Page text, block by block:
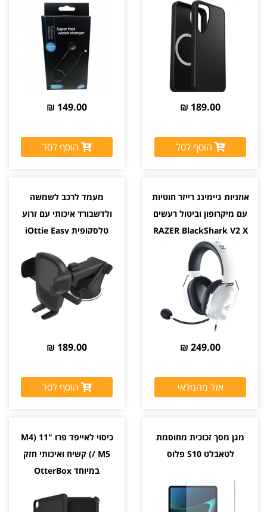
צבע שחור יבואן רשמי
189.00 ₪
הוסף לסל
Type-C יבואן רשמי סאני
149.00 ₪
הוסף לסל
אוזניות גיימינג רייזר חוטיות
עם מיקרופון וביטול רעשים
RAZER BlackShark V2 X
יבואן רשמי
249.00 ₪
אזל מהמלאי
מעמד לרכב לשמשה
ולדשבורד איכותי עם זרוע
טלסקופית iOttie Easy
189.00 ₪
הוסף לסל
מגן מסך זכוכית מחוסמת
לטאבלט S10 פלוס
כיסוי לאייפד פרו "11 (M4
/ M5) קשיח ואיכותי חזק
במיוחד OtterBox